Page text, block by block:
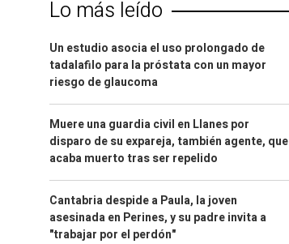
Lo más leído
Un estudio asocia el uso prolongado de
tadalafilo para la próstata con un mayor
riesgo de glaucoma
Muere una guardia civil en Llanes por
disparo de su expareja, también agente, que
acaba muerto tras ser repelido
Cantabria despide a Paula, la joven
asesinada en Perines, y su padre invita a
"trabajar por el perdón"